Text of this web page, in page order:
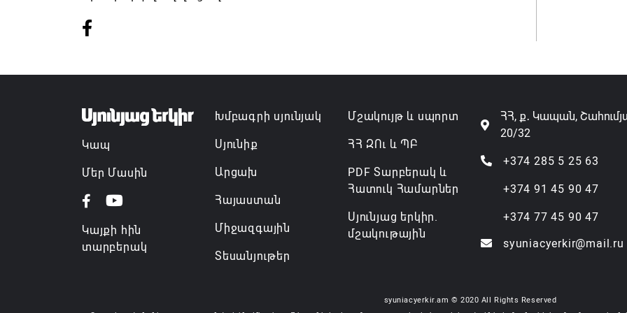
Կապ
Մեր Մասին
Կայքի հին
տարբերակ
Խմբագրի սյունյակ
Սյունիք
Արցախ
Հայաստան
Միջազգային
Տեսանյութեր
Մշակույթ և սպորտ
ՀՀ ԶՈւ և ՊԲ
PDF Տարբերակ և
Հատուկ Համարներ
Սյունյաց երկիր.
մշակութային
ՀՀ, ք․ Կապան,
20/32
+374 285 5 25 63
+374 91 45 90 47
+374 77 45 90 47
syuniacyerkir@mail.ru
syuniacyerkir.am © 2020 All Rights Reserved